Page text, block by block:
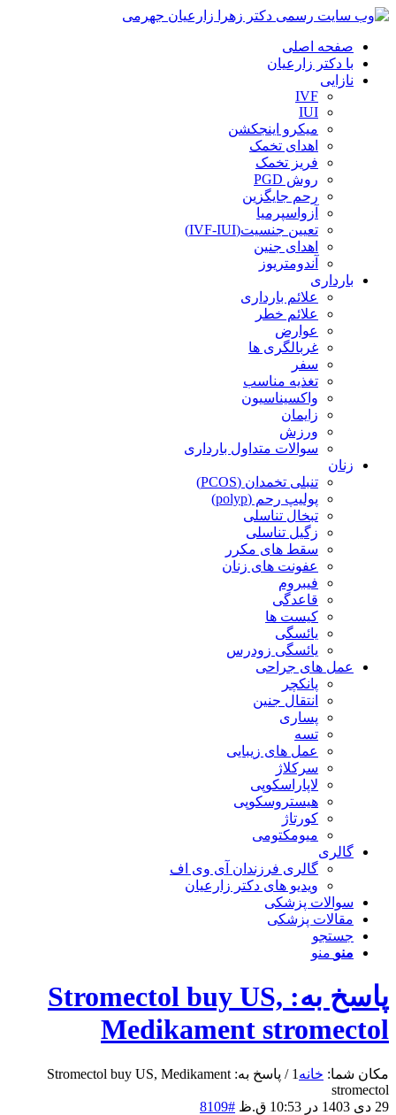
صفحه اصلی
با دکتر زارعیان
نازایی
IVF
IUI
میکرو اینجکشن
اهدای تخمک
فریز تخمک
روش PGD
رحم جایگزین
آزواسپرمیا
تعیین جنسیت(IVF-IUI)
اهدای جنین
آندومتریوز
بارداری
علائم بارداری
علائم خطر
عوارض
غربالگری ها
سفر
تغذیه مناسب
واکسیناسیون
زایمان
ورزش
سوالات متداول بارداری
زنان
تنبلی تخمدان (PCOS)
پولیپ رحم (polyp)
تبخال تناسلی
زگیل تناسلی
سقط های مکرر
عفونت های زنان
فیبروم
قاعدگی
کیست ها
یائسگی
یائسگی زودرس
عمل های جراحی
پانکچر
انتقال جنین
پساری
تسه
عمل های زیبایی
سرکلاژ
لاپاراسکوپی
هیستروسکوپی
کورتاژ
میومکتومی
گالری
گالری فرزندان آی وی اف
ویدیو های دکتر زارعیان
سوالات پزشکی
مقالات پزشکی
جستجو
منو منو
پاسخ به: Stromectol buy US,
Medikament stromectol
مکان شما: خانه 1
/
پاسخ به: Stromectol buy US, Medikament
stromectol
29 دی 1403 در 10:53 ق.ظ
#8109